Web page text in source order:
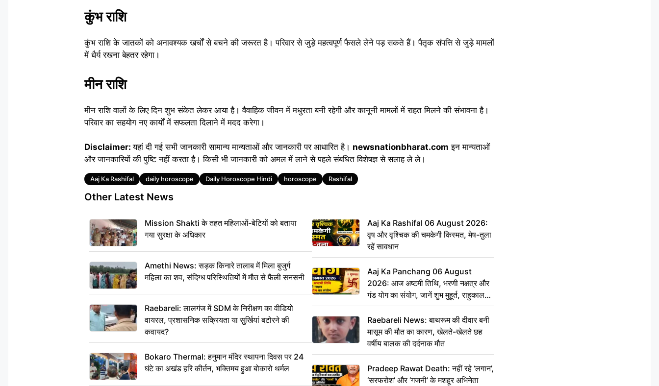
कुंभ राशि
कुंभ राशि के जातकों को अनावश्यक खर्चों से बचने की जरूरत है। परिवार से जुड़े महत्वपूर्ण फैसले लेने पड़ सकते हैं। पैतृक संपत्ति से जुड़े मामलों
में धैर्य रखना बेहतर रहेगा।
मीन राशि
मीन राशि वालों के लिए दिन शुभ संकेत लेकर आया है। वैवाहिक जीवन में मधुरता बनी रहेगी और कानूनी मामलों में राहत मिलने की संभावना है।
परिवार का सहयोग नए कार्यों में सफलता दिलाने में मदद करेगा।
Disclaimer:यहां दी गई सभी जानकारी सामान्य मान्यताओं और जानकारी पर आधारित है। newsnationbharat.com इन मान्यताओं
और जानकारियों की पुष्टि नहीं करता है। किसी भी जानकारी को अमल में लाने से पहले संबधित विशेषज्ञ से सलाह ले ले।
Tags
Aaj Ka Rashifal daily horoscope Daily Horoscope Hindi horoscope Rashifal
Other Latest News
Mission Shakti के तहत महिलाओं-बेटियों को बताया
गया सुरक्षा के अधिकार
Amethi News: सड़क किनारे तालाब में मिला बुजुर्ग
महिला का शव, संदिग्ध परिस्थितियों में मौत से फैली सनसनी
Raebareli: लालगंज में SDM के निरीक्षण का वीडियो
वायरल, प्रशासनिक सक्रियता या सुर्खियां बटोरने की
कवायद?
Bokaro Thermal: हनुमान मंदिर स्थापना दिवस पर 24
घंटे का अखंड हरि कीर्तन, भक्तिमय हुआ बोकारो थर्मल
Aaj Ka Rashifal 06 August 2026:
वृष और वृश्चिक की चमकेगी किस्मत, मेष-तुला
रहें सावधान
Aaj Ka Panchang 06 August
2026: आज अष्टमी तिथि, भरणी नक्षत्र और
गंड योग का संयोग, जानें शुभ मुहूर्त, राहुकाल
और दिनभर का पंचांग
Raebareli News: बाथरूम की दीवार बनी
मासूम की मौत का कारण, खेलते-खेलते छह
वर्षीय बालक की दर्दनाक मौत
Pradeep Rawat Death: नहीं रहे ‘लगान’,
‘सरफरोश’ और ‘गजनी’ के मशहूर अभिनेता